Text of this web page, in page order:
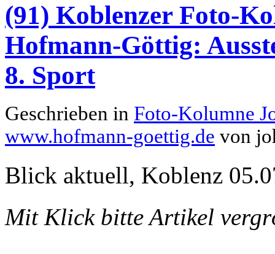
(91) Koblenzer Foto-
Hofmann-Göttig:
8. Sport
Geschrieben in Foto-Kolumne
www.hofmann-goettig.de von
Blick aktuell, Koblenz
Mit Klick bitte Artikel